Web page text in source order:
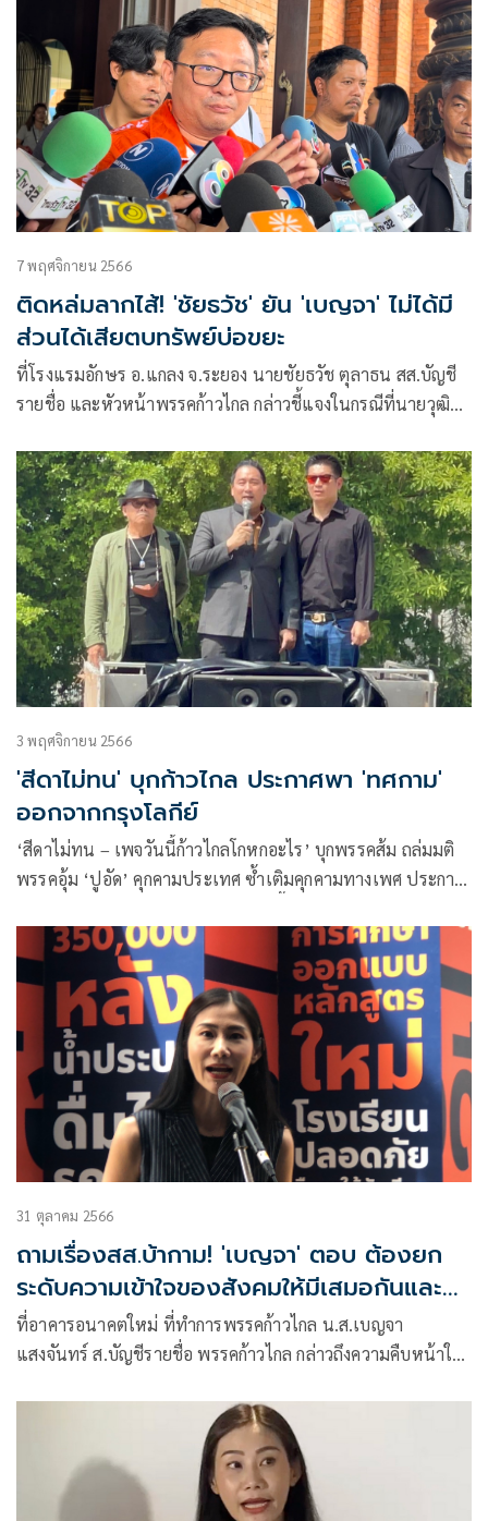
7 พฤศจิกายน 2566
ติดหล่มลากไส้! 'ชัยธวัช' ยัน 'เบญจา' ไม่ได้มี
ส่วนได้เสียตบทรัพย์บ่อขยะ
ที่โรงแรมอักษร อ.แกลง จ.ระยอง นายชัยธวัช ตุลาธน สส.บัญชี
รายชื่อ และหัวหน้าพรรคก้าวไกล กล่าวชี้แจงในกรณีที่นายวุฒิ
พรรคก้าวไกลไปก่อนหน้านี้ ในกรณีคุกคามทางเพศ ซึ่งให้ข้อมูล
3 พฤศจิกายน 2566
'สีดาไม่ทน' บุกก้าวไกล ประกาศพา 'ทศกาม'
ออกจากกรุงโลกีย์
‘สีดาไม่ทน – เพจวันนี้ก้าวไกลโกหกอะไร’ บุกพรรคส้ม ถล่มมติ
พรรคอุ้ม ‘ปูอัด’ คุกคามประเทศ ซ้ำเติมคุกคามทางเพศ ประกาศ
31 ตุลาคม 2566
ถามเรื่องสส.บ้ากาม! 'เบญจา' ตอบ ต้องยก
ระดับความเข้าใจของสังคมให้มีเสมอกันและ
เท่ากัน
ที่อาคารอนาคตใหม่ ที่ทำการพรรคก้าวไกล น.ส.เบญจา
แสงจันทร์ ส.บัญชีรายชื่อ พรรคก้าวไกล กล่าวถึงความคืบหน้าใน